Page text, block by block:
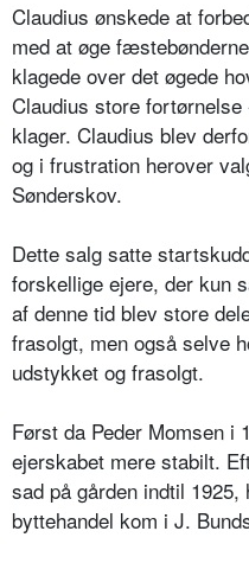
Claudius ønskede at
med at øge
klagede over det øgede
Claudius store
klager. Claudius blev
og i frustration herover
Sønderskov.
Dette salg satte
forskellige ejere, der kun
af denne tid blev store
frasolgt, men også selve
udstykket og frasolgt.
Først da Peder Momsen i
ejerskabet mere stabilt.
sad på gården indtil
byttehandel kom i J.